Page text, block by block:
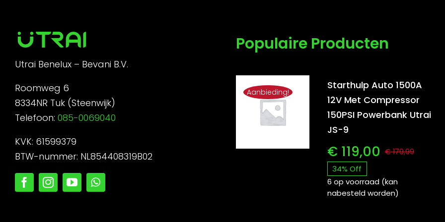
Utrai Benelux – Bevani B.V.
Roomweg 6
8334NR Tuk (Steenwijk)
Telefoon: 085-0069040
KVK: 61599379
BTW-nummer: NL854408319B02
Populaire Producten
Aanbieding!
Starthulp Auto 1500A
12V Met Compressor
150PSI Powerbank Utrai
JS-9
€179,99
€ 119,00
34% Off
6 op voorraad (kan
nabesteld worden)